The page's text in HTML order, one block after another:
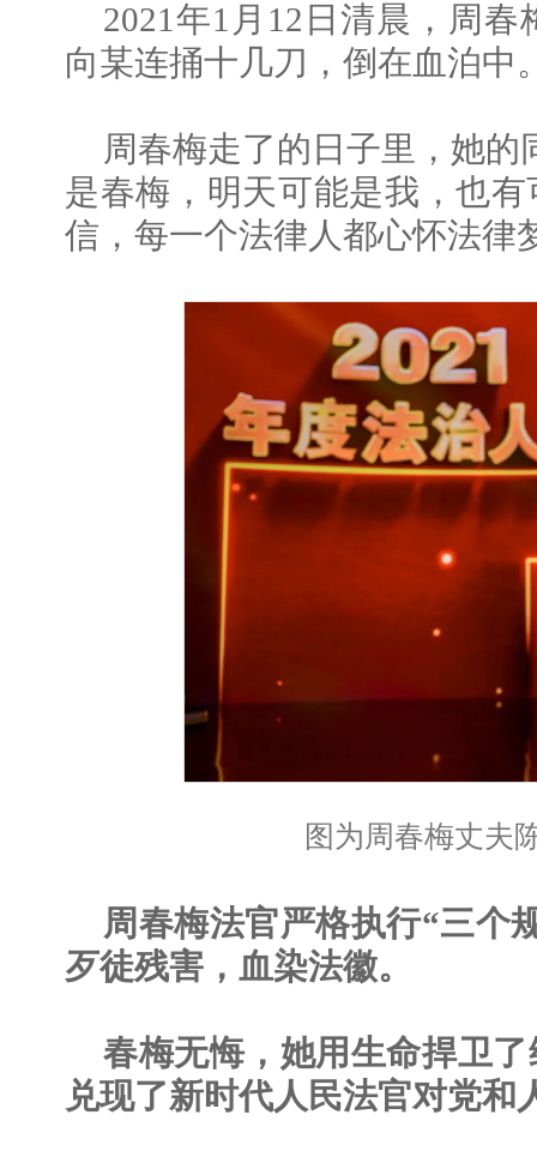
2021年1月12日清晨，周
向某连捅十几刀，倒在血泊中
周春梅走了的日子里，她
是春梅，明天可能是我，也
信，每一个法律人都心怀法律
图为周春梅丈夫
周春梅法官严格执行“三个
歹徒残害，血染法徽。
春梅无悔，她用生命捍卫
兑现了新时代人民法官对党和